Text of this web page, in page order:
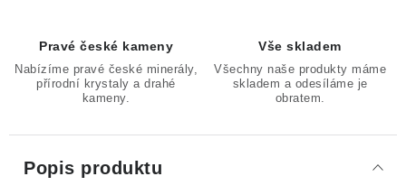
Pravé české kameny
Nabízíme pravé české minerály,
přírodní krystaly a drahé
kameny.
Vše skladem
Všechny naše produkty máme
skladem a odesíláme je
obratem.
Popis produktu